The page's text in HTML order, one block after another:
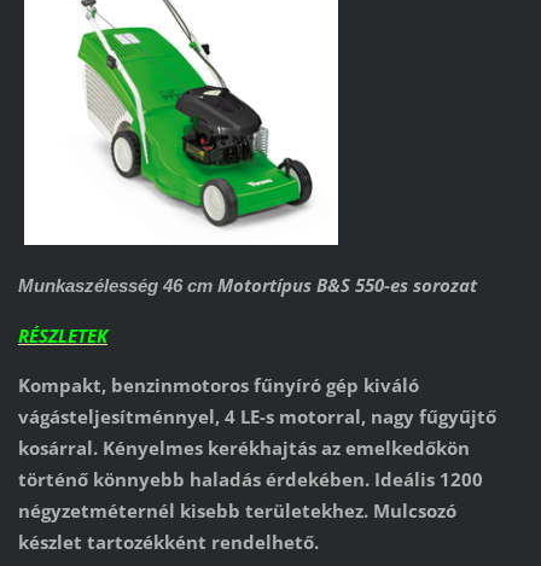
Munkaszélesség 46 cm Motortípus B&S 550-es sorozat
RÉSZLETEK
Kompakt, benzinmotoros fűnyíró gép kiváló
vágásteljesítménnyel, 4 LE-s motorral, nagy fűgyűjtő
kosárral. Kényelmes kerékhajtás az emelkedőkön
történő könnyebb haladás érdekében. Ideális 1200
négyzetméternél kisebb területekhez. Mulcsozó
készlet tartozékként rendelhető.